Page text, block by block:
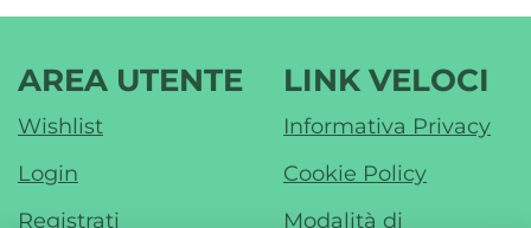
CONFEZIONE
AREA UTENTE
Wishlist
Login
Registrati
LINK VELOCI
Informativa Privacy
Cookie Policy
Modalità di